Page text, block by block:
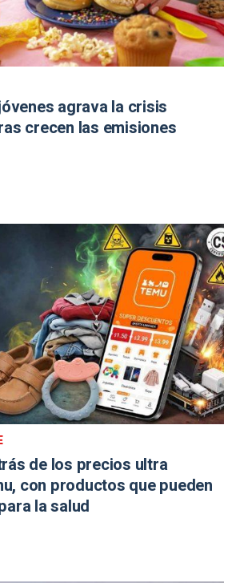
agrava la crisis
crecen las emisiones
de los precios ultra
con productos que pueden
la salud